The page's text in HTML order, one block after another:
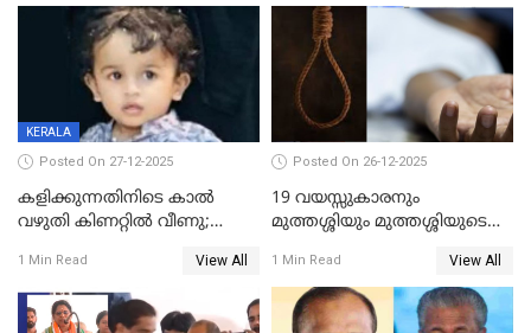
KERALA
Posted On 27-12-2025
കളിക്കുന്നതിനിടെ കാൽ
വഴുതി കിണറ്റിൽ വീണു;
ദാരുണാന്ത്യം
1 Min Read View All
Posted On 26-12-2025
19 വയസ്സുകാരനും
മുത്തശ്ശിയും മുത്തശ്ശിയുടെ
മരിച്ചനിലയിൽ
1 Min Read View All